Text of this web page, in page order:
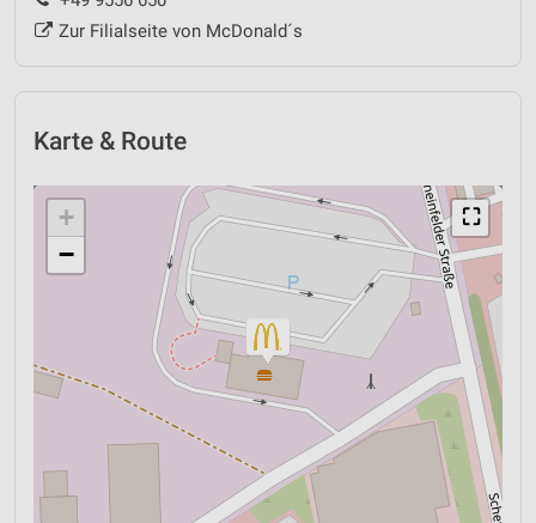
Zur Filialseite von McDonald´s
Karte & Route
⛶
+
−